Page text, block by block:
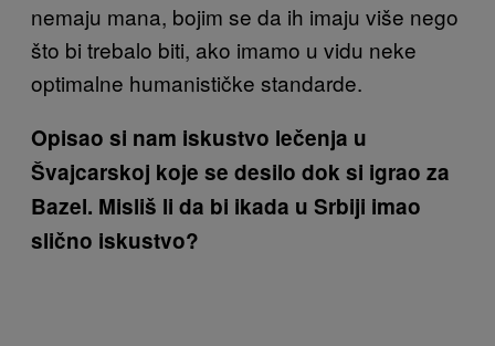
nemaju mana, bojim se da ih imaju više nego
što bi trebalo biti, ako imamo u vidu neke
optimalne humanističke standarde.
Opisao si nam iskustvo lečenja u
Švajcarskoj koje se desilo dok si igrao za
Bazel. Misliš li da bi ikada u Srbiji imao
slično iskustvo?